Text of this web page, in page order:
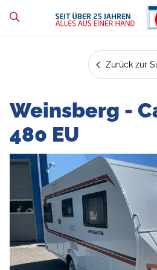
Zurück zur
Weinsberg -
480 EU